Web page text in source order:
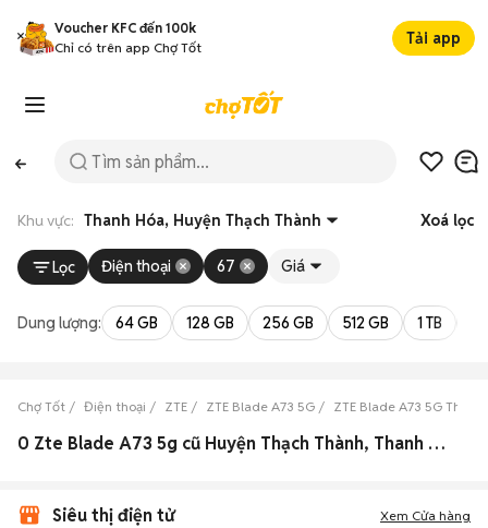
Voucher KFC đến 100k
Chỉ có trên app Chợ Tốt
Tải app
Khu vực: Thanh Hóa, Huyện Thạch Thành Xoá lọc
Lọc Điện thoại 67 Giá
Dung lượng: 64 GB 128 GB 256 GB 512 GB 1 TB
Chợ Tốt Điện thoại ZTE ZTE Blade A73 5G ZTE Blade A73 5G Thanh
0 Zte Blade A73 5g cũ Huyện Thạch Thành, Thanh Hóa đẹp
Siêu thị điện tử Xem Cửa hàng